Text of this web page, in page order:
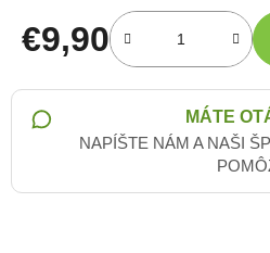
€9,90
Jednotková cena:
MÁTE
NAPÍŠTE NÁM A NAŠI